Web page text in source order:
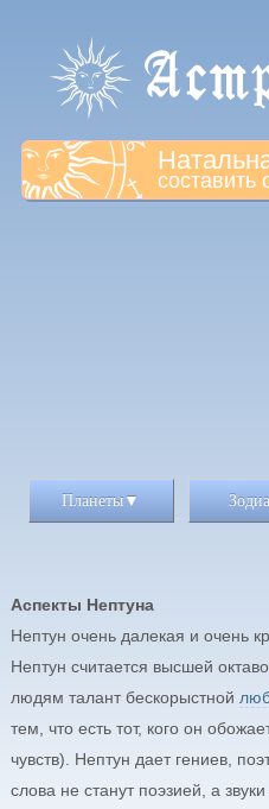
составить
Планеты
Аспекты Нептуна
Нептун очень далекая и очень
Нептун считается высшей
людям талант бескорыстной
тем, что есть тот, кого он
чувств). Нептун дает гениев,
слова не станут поэзией, а